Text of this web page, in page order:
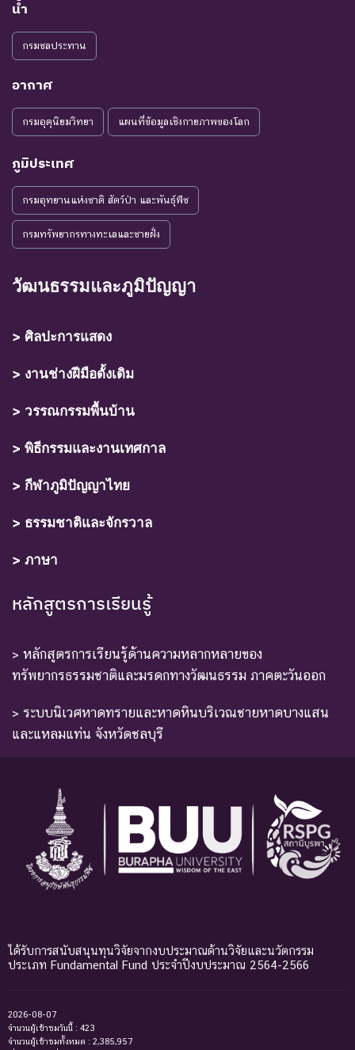
น้ำ
กรมชลประทาน
อากาศ
กรมอุตุนิยมวิทยา แผนที่ข้อมูลเชิงกายภาพของโลก
ภูมิประเทศ
กรมอุทยานแห่งชาติ สัตว์ป่า และพันธุ์พืช
กรมทรัพยากรทางทะเลและชายฝั่ง
วัฒนธรรมและภูมิปัญญา
> ศิลปะการแสดง
> งานช่างฝีมือดั้งเดิม
> วรรณกรรมพื้นบ้าน
> พิธีกรรมและงานเทศกาล
> กีฬาภูมิปัญญาไทย
> ธรรมชาติและจักรวาล
> ภาษา
หลักสูตรการเรียนรู้
> หลักสูตรการเรียนรู้ด้านความหลากหลายของ
ทรัพยากรธรรมชาติและมรดกทางวัฒนธรรม ภาคตะวันออก
> ระบบนิเวศหาดทรายและหาดหินบริเวณชายหาดบางแสน
และแหลมแท่น จังหวัดชลบุรี
ได้รับการสนับสนุนทุนวิจัยจากงบประมาณด้านวิจัยและนวัตกรรม
ประเภท Fundamental Fund ประจำปีงบประมาณ 2564-2566
2026-08-07
จำนวนผู้เข้าชมวันนี้ : 423
จำนวนผู้เข้าชมทั้งหมด : 2,385,957